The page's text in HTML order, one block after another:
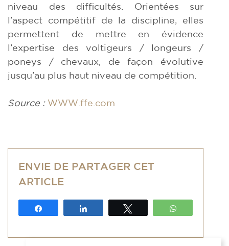
niveau des difficultés. Orientées sur
l’aspect compétitif de la discipline, elles
permettent de mettre en évidence
l’expertise des voltigeurs / longeurs /
poneys / chevaux, de façon évolutive
jusqu’au plus haut niveau de compétition.
Source : WWW.ffe.com
ENVIE DE PARTAGER CET
ARTICLE